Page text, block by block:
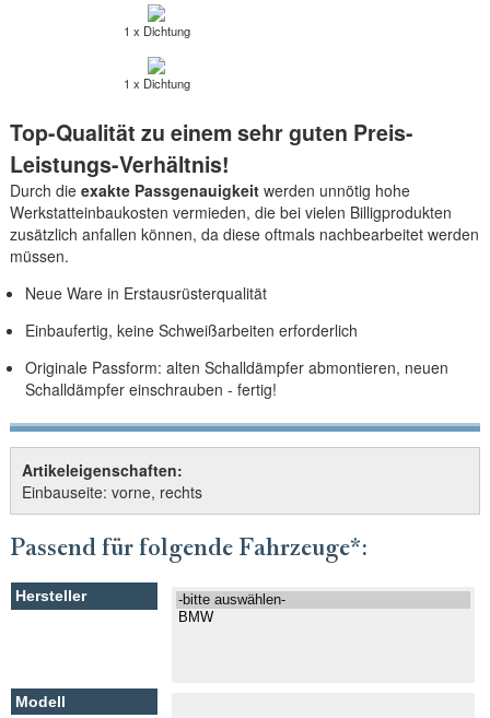
1 x Dichtung
1 x Dichtung
Top-Qualität zu einem sehr guten Preis-
Leistungs-Verhältnis!
Durch die exakte Passgenauigkeitwerden unnötig hohe
Werkstatteinbaukosten vermieden, die bei vielen Billigprodukten
zusätzlich anfallen können, da diese oftmals nachbearbeitet werden
müssen.
Neue Ware in Erstausrüsterqualität
Einbaufertig, keine Schweißarbeiten erforderlich
Originale Passform: alten Schalldämpfer abmontieren, neuen
Schalldämpfer einschrauben - fertig!
Artikeleigenschaften:
Einbauseite: vorne, rechts
Passend für folgende Fahrzeuge*: